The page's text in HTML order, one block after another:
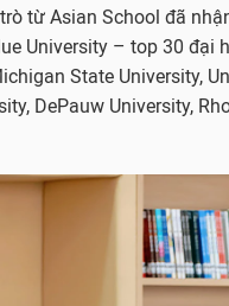
từ Asian School đã
University – top 30 đại
State University,
DePauw University,